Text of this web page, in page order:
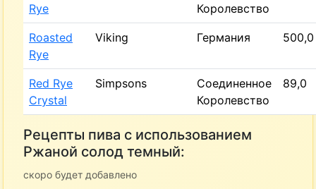
Rye
Королевство
Roasted
Rye
Viking Германия 500,0
Red Rye
Crystal
Simpsons
Соединенное
Королевство
89,0
Рецепты пива с использованием
Ржаной солод темный:
скоро будет добавлено